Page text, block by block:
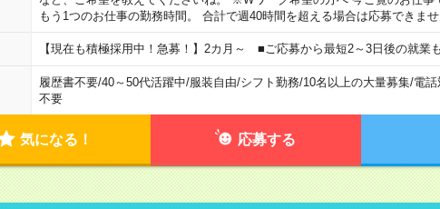
もう1つのお仕事の勤務時間。 合計で週40時間を超える場合は応募できませ
【現在も積極採用中！急募！】2カ月～ ■ご応募から最短2～3日後の就業
履歴書不要/40～50代活躍中/服装自由/シフト勤務/10名以上の大量募集/電話
不要
気になる！ 応募する